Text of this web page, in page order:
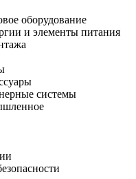
оборудование
и элементы питания
системы